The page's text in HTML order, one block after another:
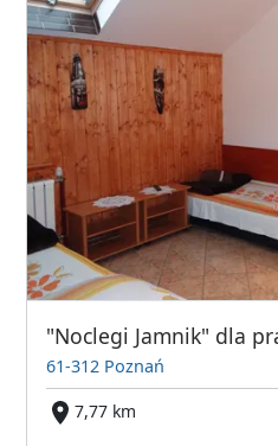
"Noclegi Jamnik" dla
61-312 Poznań
7,77 km